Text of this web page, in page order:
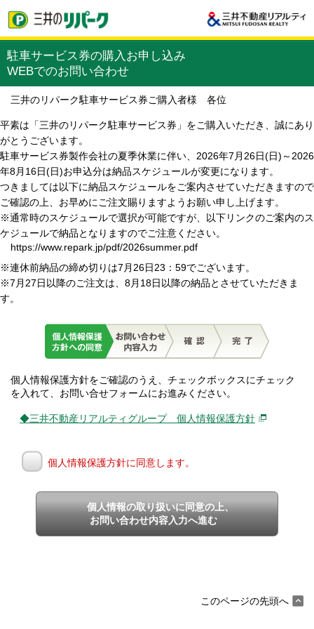
駐車サービス券の購入お申し込み
WEBでのお問い合わせ
三井のリパーク駐車サービス券ご購入者様 各位
平素は「三井のリパーク駐車サービス券」をご購入いただき、誠にあり
がとうございます。
駐車サービス券製作会社の夏季休業に伴い、2026年7月26日(日)～2026
年8月16日(日)お申込分は納品スケジュールが変更になります。
つきましては以下に納品スケジュールをご案内させていただきますので
ご確認の上、お早めにご注文賜りますようお願い申し上げます。
※通常時のスケジュールで選択が可能ですが、以下リンクのご案内のス
ケジュールで納品となりますのでご注意ください。
https://www.repark.jp/pdf/2026summer.pdf
※連休前納品の締め切りは7月26日23：59でございます。
※7月27日以降のご注文は、8月18日以降の納品とさせていただきま
す。
個人情報保護方針をご確認のうえ、チェックボックスにチェック
を入れて、お問い合せフォームにお進みください。
◆三井不動産リアルティグループ 個人情報保護方針
個人情報保護方針に同意します。
個人情報の取り扱いに同意の上、
お問い合わせ内容入力へ進む
このページの先頭へ